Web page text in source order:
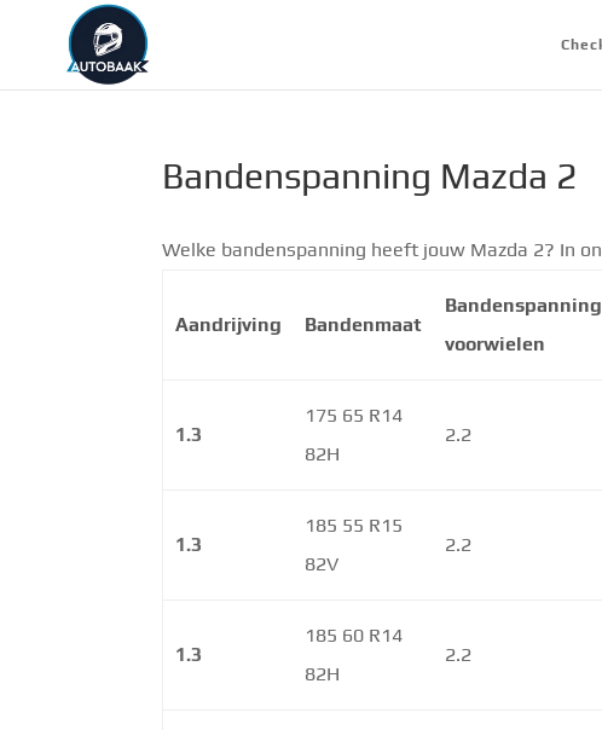
Bandenspanning Mazda 2
Welke bandenspanning heeft jouw Mazda 2? In
Aandrijving Bandenmaat
Bandenspanning
voorwielen
1.3
175 65 R14
82H
2.2
1.3
185 55 R15
82V
2.2
1.3
185 60 R14
82H
2.2